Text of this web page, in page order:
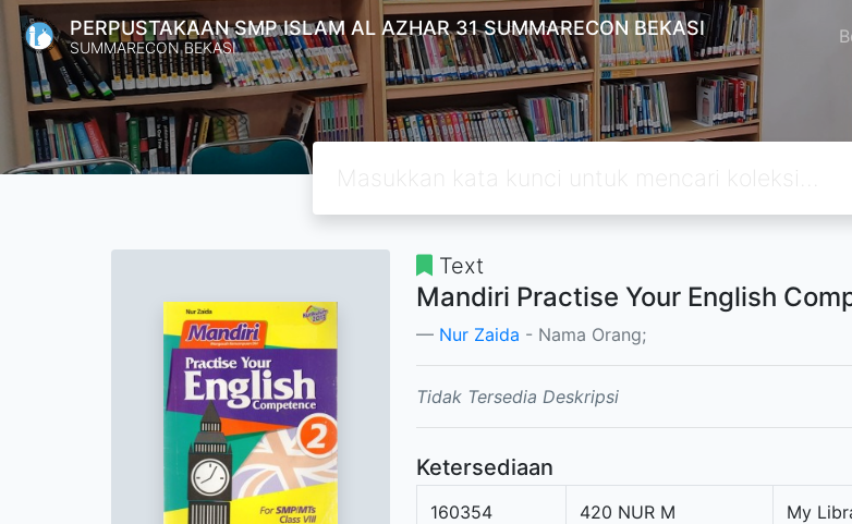
PERPUSTAKAAN SMP ISLAM AL AZHAR 31 SUMMARECON BEKASI
SUMMARECON BEKASI
Text
Mandiri Practise Your English
Nur Zaida - Nama Orang;
Tidak Tersedia Deskripsi
Ketersediaan
160354 420 NUR M My